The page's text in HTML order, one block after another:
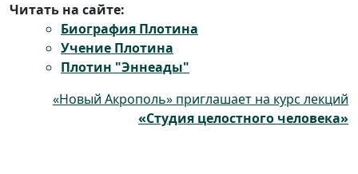
Читать на сайте:
Биография Плотина
Учение Плотина
Плотин "Эннеады"
«Новый Акрополь» приглашает на курс лекций
«Студия целостного человека»